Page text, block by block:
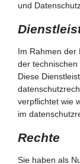
und
Im Rahmen der
der
Diese
verpflichtet wie
im
Rechte
Sie haben als